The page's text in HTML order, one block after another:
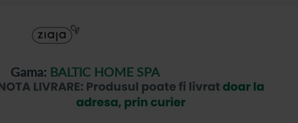
Gama: BALTIC HOME SPA